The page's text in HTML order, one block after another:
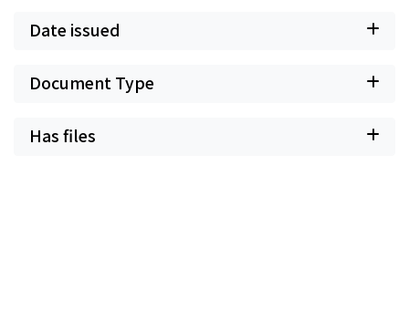
Date issued
Document Type
Has files